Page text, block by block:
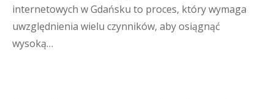
internetowych w Gdańsku to proces, który wymaga
uwzględnienia wielu czynników, aby osiągnąć
wysoką…